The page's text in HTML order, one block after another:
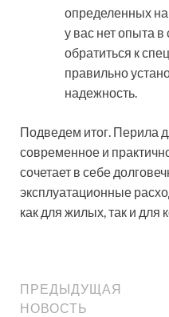
определенных
у вас нет опыта
обратиться к
правильно
надежность.
Подведем итог. Перила
современное и
сочетает в себе
эксплуатационные
как для жилых, так и для
ПРЕДЫДУЩАЯ
НОВОСТЬ